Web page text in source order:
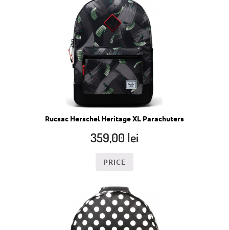
Rucsac Herschel Heritage XL Parachuters
359,00 lei
PRICE